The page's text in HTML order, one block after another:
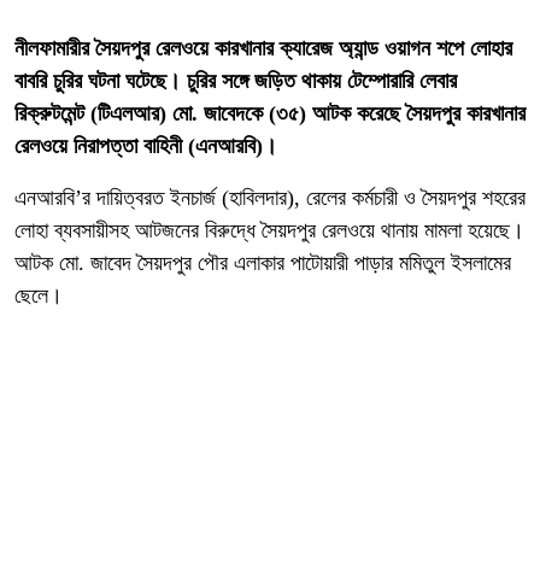
নীলফামারীর সৈয়দপুর রেলওয়ে কারখানার ক্যারেজ অ্যান্ড ওয়াগন শপে লোহার
বাবরি চুরির ঘটনা ঘটেছে। চুরির সঙ্গে জড়িত থাকায় টেম্পোরারি লেবার
রিক্রুটমেন্ট (টিএলআর) মো. জাবেদকে (৩৫) আটক করেছে সৈয়দপুর কারখানার
রেলওয়ে নিরাপত্তা বাহিনী (এনআরবি)।
এনআরবি’র দায়িত্বরত ইনচার্জ (হাবিলদার), রেলের কর্মচারী ও সৈয়দপুর শহরের
লোহা ব্যবসায়ীসহ আটজনের বিরুদ্ধে সৈয়দপুর রেলওয়ে থানায় মামলা হয়েছে।
আটক মো. জাবেদ সৈয়দপুর পৌর এলাকার পাটোয়ারী পাড়ার মমিতুল ইসলামের
ছেলে।